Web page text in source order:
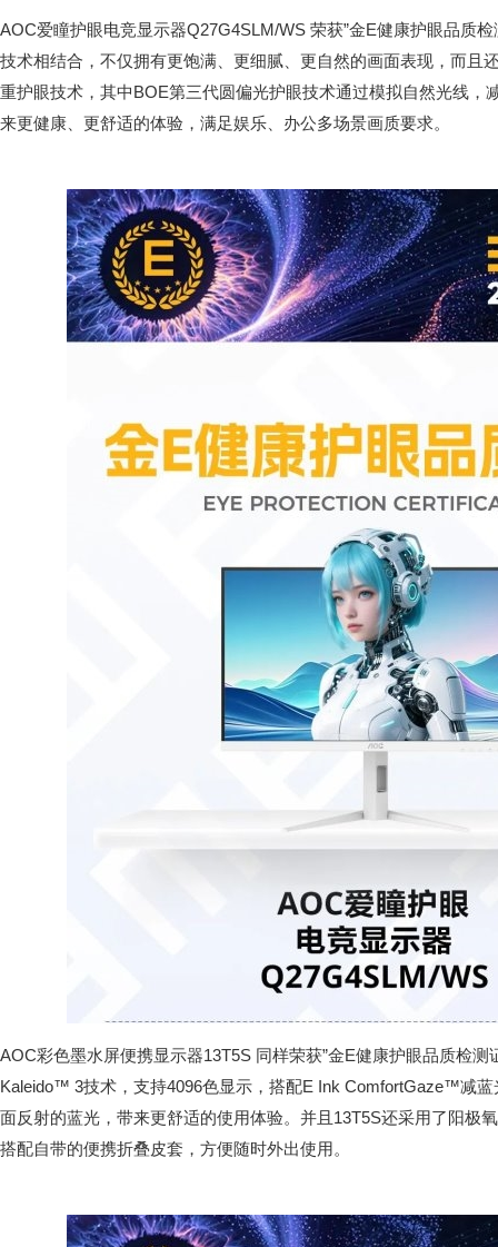
AOC爱瞳护眼电竞显示器Q27G4SLM/WS 荣获”金E健康护眼品质
技术相结合，不仅拥有更饱满、更细腻、更自然的画面表现，而且
重护眼技术，其中BOE第三代圆偏光护眼技术通过模拟自然光线，
来更健康、更舒适的体验，满足娱乐、办公多场景画质要求。
AOC彩色墨水屏便携显示器13T5S 同样荣获”金E健康护眼品质检测
Kaleido™ 3技术，支持4096色显示，搭配E Ink ComfortGaze™减
面反射的蓝光，带来更舒适的使用体验。并且13T5S还采用了阳极
搭配自带的便携折叠皮套，方便随时外出使用。